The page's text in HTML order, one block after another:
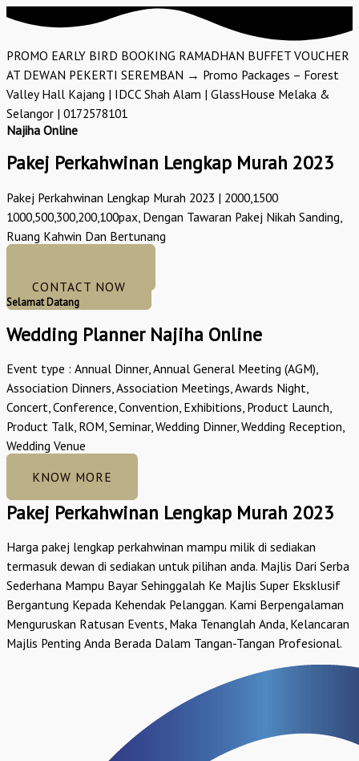
PROMO EARLY BIRD BOOKING RAMADHAN BUFFET VOUCHER
AT DEWAN PEKERTI SEREMBAN → Promo Packages – Forest
Valley Hall Kajang | IDCC Shah Alam | GlassHouse Melaka &
Selangor | 0172578101
Najiha Online
Pakej Perkahwinan Lengkap Murah 2023
Pakej Perkahwinan Lengkap Murah 2023 | 2000,1500
1000,500,300,200,100pax, Dengan Tawaran Pakej Nikah Sanding,
Ruang Kahwin Dan Bertunang
CONTACT NOW
Selamat Datang
Wedding Planner Najiha Online
Event type : Annual Dinner, Annual General Meeting (AGM),
Association Dinners, Association Meetings, Awards Night,
Concert, Conference, Convention, Exhibitions, Product Launch,
Product Talk, ROM, Seminar, Wedding Dinner, Wedding Reception,
Wedding Venue
KNOW MORE
Pakej Perkahwinan Lengkap Murah 2023
Harga pakej lengkap perkahwinan mampu milik di sediakan
termasuk dewan di sediakan untuk pilihan anda. Majlis Dari Serba
Sederhana Mampu Bayar Sehinggalah Ke Majlis Super Eksklusif
Bergantung Kepada Kehendak Pelanggan. Kami Berpengalaman
Menguruskan Ratusan Events, Maka Tenanglah Anda, Kelancaran
Majlis Penting Anda Berada Dalam Tangan-Tangan Profesional.